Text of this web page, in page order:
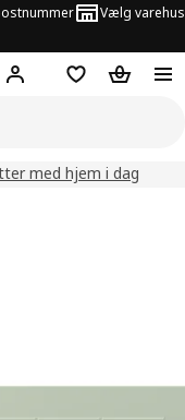
Vælg varehus
Hej! Log ind her
Huskeliste
Kurv
med hjem i dag